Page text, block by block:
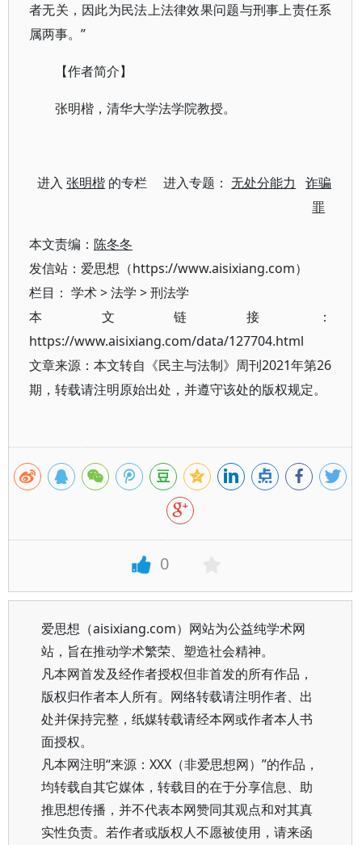
者无关，因此为民法上法律效果问题与刑事上责任系
属两事。”
【作者简介】
张明楷，清华大学法学院教授。
进入张明楷 的专栏 进入专题：无处分能力
诈骗
罪
本文责编： 陈冬冬
发信站：爱思想（https://www.aisixiang.com）
栏目： 学术>法学 >刑法学
本文链接：
https://www.aisixiang.com/data/127704.html
文章来源：本文转自《民主与法制》周刊2021年第26
期，转载请注明原始出处，并遵守该处的版权规定。
0
爱思想（aisixiang.com）网站为公益纯学术网
站，旨在推动学术繁荣、塑造社会精神。
凡本网首发及经作者授权但非首发的所有作品，
版权归作者本人所有。网络转载请注明作者、出
处并保持完整，纸媒转载请经本网或作者本人书
面授权。
凡本网注明“来源：XXX（非爱思想网）”的作品，
均转载自其它媒体，转载目的在于分享信息、助
推思想传播，并不代表本网赞同其观点和对其真
实性负责。若作者或版权人不愿被使用，请来函